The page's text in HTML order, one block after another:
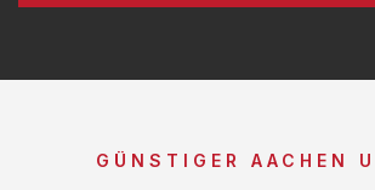
GÜNSTIGER AACHEN